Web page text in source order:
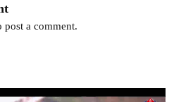
post a comment.